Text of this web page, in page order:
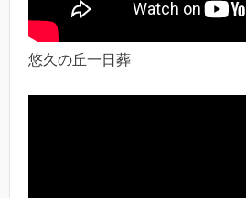
悠久の丘一日葬